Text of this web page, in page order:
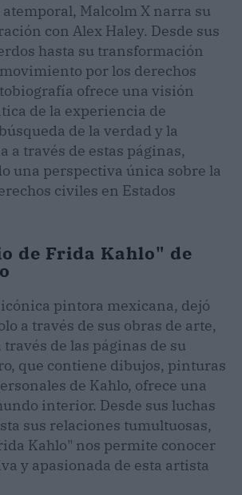
atemporal, Malcolm X narra su
con Alex Haley. Desde sus
hasta su transformación
por los derechos
ofrece una visión
de la experiencia de
de la verdad y la
a través de estas páginas,
una perspectiva única sobre la
civiles en Estados
de Frida Kahlo" de
pintora mexicana, dejó
a través de sus obras de arte,
de las páginas de su
que contiene dibujos, pinturas
de Kahlo, ofrece una
interior. Desde sus luchas
sus relaciones tumultuosas,
Kahlo" nos permite conocer
y apasionada de esta artista